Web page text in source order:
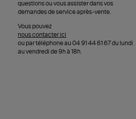
questions ou vous assister dans vos
demandes de service après-vente.
Vous pouvez
nous contacter ici
ou par téléphone au 04 91 44 61 67 du lundi
au vendredi de 9h à 18h.